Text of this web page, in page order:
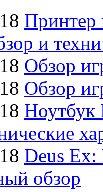
Принтер
и
Обзор
Обзор
Ноутбук
Deus
обзор